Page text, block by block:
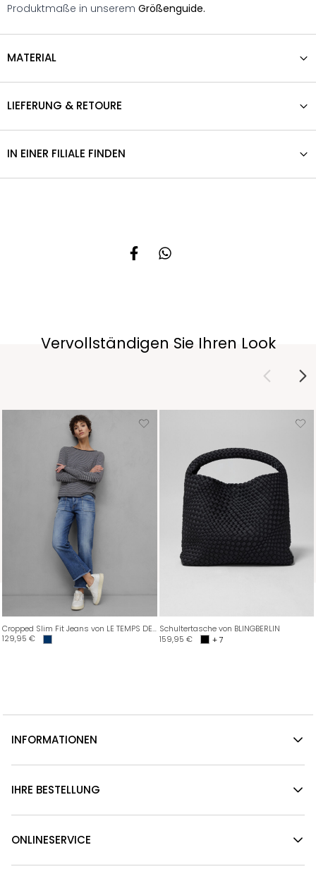
Produktmaße in unserem Größenguide.
MATERIAL
LIEFERUNG & RETOURE
IN EINER FILIALE FINDEN
Vervollständigen Sie Ihren Look
Cropped Slim Fit Jeans von LE TEMPS DES CERISES
129,95 €
Schultertasche von BLINGBERLIN
159,95 € + 7
INFORMATIONEN
IHRE BESTELLUNG
ONLINESERVICE